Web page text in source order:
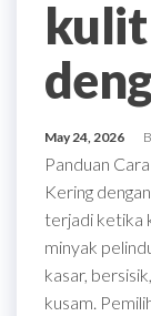
May 24, 2026
Panduan
Kering
terjadi ketika
minyak
kasar,
kusam.